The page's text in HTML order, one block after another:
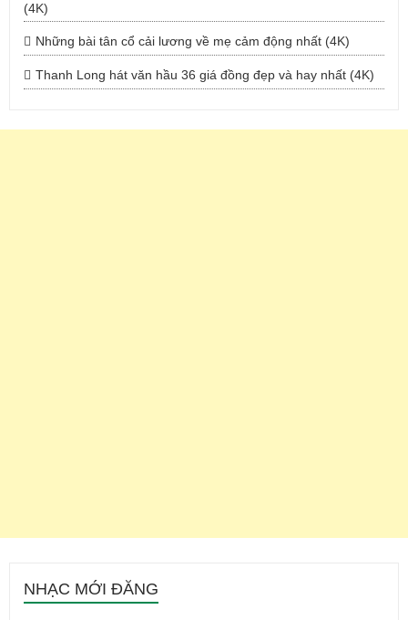
(4K)
Những bài tân cổ cải lương về mẹ cảm động nhất (4K)
Thanh Long hát văn hầu 36 giá đồng đẹp và hay nhất (4K)
NHẠC MỚI ĐĂNG